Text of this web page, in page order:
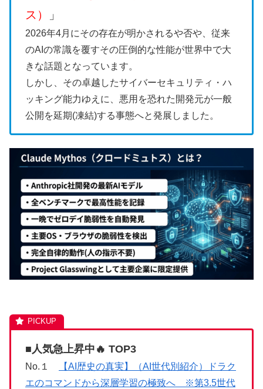
ス）
」
2026年4月にその存在が明かされるや否や、従来
のAIの常識を覆すその圧倒的な性能が世界中で大
きな話題となっています。
しかし、その卓越したサイバーセキュリティ・ハ
ッキング能力ゆえに、悪用を恐れた開発元が一般
公開を延期(凍結)する事態へと発展しました。
■人気急上昇中🔥 TOP3
No.１
【AI歴史の真実】（AI世代別紹介）ドラク
エのコマンドから深層学習の極致へ ※第3.5世代